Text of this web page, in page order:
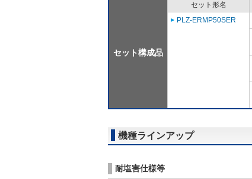
セット構成品
セット形名
PLZ-ERMP50SER
機種ラインアップ
耐塩害仕様等